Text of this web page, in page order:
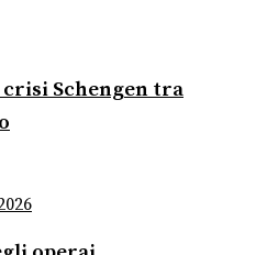
crisi Schengen tra